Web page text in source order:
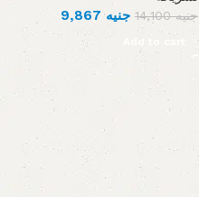
جنيه14,100 جنيه9,867
Add to cart